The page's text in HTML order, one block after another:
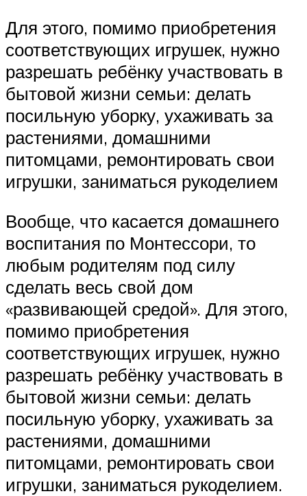
Для этого, помимо приобретения
соответствующих игрушек, нужно
разрешать ребёнку участвовать в
бытовой жизни семьи: делать
посильную уборку, ухаживать за
растениями, домашними
питомцами, ремонтировать свои
игрушки, заниматься рукоделием
Вообще, что касается домашнего
воспитания по Монтессори, то
любым родителям под силу
сделать весь свой дом
«развивающей средой». Для этого,
помимо приобретения
соответствующих игрушек, нужно
разрешать ребёнку участвовать в
бытовой жизни семьи: делать
посильную уборку, ухаживать за
растениями, домашними
питомцами, ремонтировать свои
игрушки, заниматься рукоделием.